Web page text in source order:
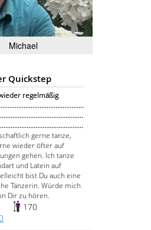
Michael
Quickstep
regelmäßig
gerne tanze,
wieder öfter auf
gehen. Ich tanze
und Latein auf
bist Du auch eine
Tänzerin. Würde mich
Dir zu hören.
170